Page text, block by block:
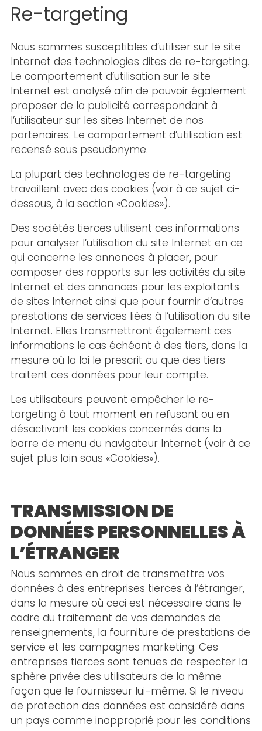
Re-targeting
Nous sommes susceptibles d’utiliser sur le site
Internet des technologies dites de re-targeting.
Le comportement d’utilisation sur le site
Internet est analysé afin de pouvoir également
proposer de la publicité correspondant à
l’utilisateur sur les sites Internet de nos
partenaires. Le comportement d’utilisation est
recensé sous pseudonyme.
La plupart des technologies de re-targeting
travaillent avec des cookies (voir à ce sujet ci-
dessous, à la section «Cookies»).
Des sociétés tierces utilisent ces informations
pour analyser l’utilisation du site Internet en ce
qui concerne les annonces à placer, pour
composer des rapports sur les activités du site
Internet et des annonces pour les exploitants
de sites Internet ainsi que pour fournir d’autres
prestations de services liées à l’utilisation du site
Internet. Elles transmettront également ces
informations le cas échéant à des tiers, dans la
mesure où la loi le prescrit ou que des tiers
traitent ces données pour leur compte.
Les utilisateurs peuvent empêcher le re-
targeting à tout moment en refusant ou en
désactivant les cookies concernés dans la
barre de menu du navigateur Internet (voir à ce
sujet plus loin sous «Cookies»).
TRANSMISSION DE
DONNÉES PERSONNELLES À
L’ÉTRANGER
Nous sommes en droit de transmettre vos
données à des entreprises tierces à l’étranger,
dans la mesure où ceci est nécessaire dans le
cadre du traitement de vos demandes de
renseignements, la fourniture de prestations de
service et les campagnes marketing. Ces
entreprises tierces sont tenues de respecter la
sphère privée des utilisateurs de la même
façon que le fournisseur lui-même. Si le niveau
de protection des données est considéré dans
un pays comme inapproprié pour les conditions